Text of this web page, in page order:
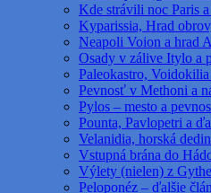
Kde strávili noc Paris
Kyparissia, Hrad
Neapoli Voion a hrad
Osady v zálive Itylo a
Paleokastro,
Pevnosť v Methoni a
Pylos – mesto a
Pounta, Pavlopetri a
Velanidia, horská
Vstupná brána do
Výlety (nielen) z
Peloponéz – ďalšie